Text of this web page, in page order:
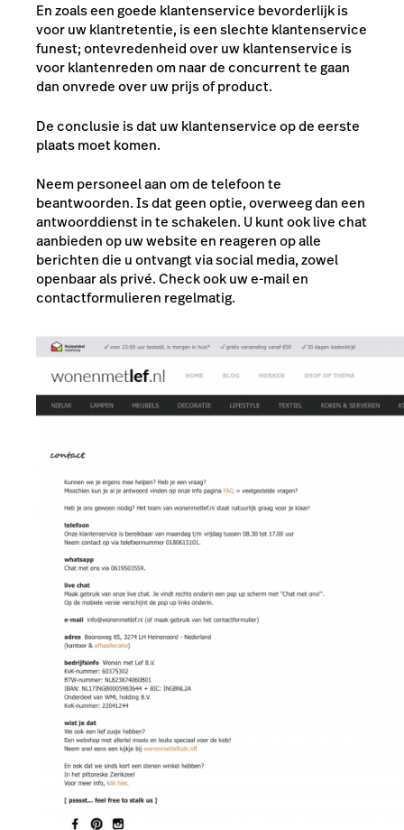
En zoals een goede klantenservice bevorderlijk is
voor uw klantretentie, is een slechte klantenservice
funest; ontevredenheid over uw klantenservice is
voor klantenreden om naar de concurrent te gaan
dan onvrede over uw prijs of product.
De conclusie is dat uw klantenservice op de eerste
plaats moet komen.
Neem personeel aan om de telefoon te
beantwoorden. Is dat geen optie, overweeg dan een
antwoorddienst in te schakelen. U kunt ook live chat
aanbieden op uw website en reageren op alle
berichten die u ontvangt via social media, zowel
openbaar als privé. Check ook uw e-mail en
contactformulieren regelmatig.